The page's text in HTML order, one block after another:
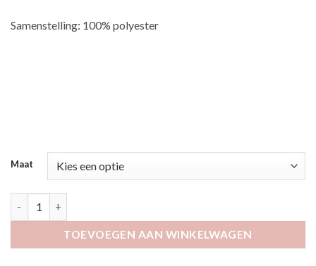
Samenstelling: 100% polyester
Maat
TOEVOEGEN AAN WINKELWAGEN